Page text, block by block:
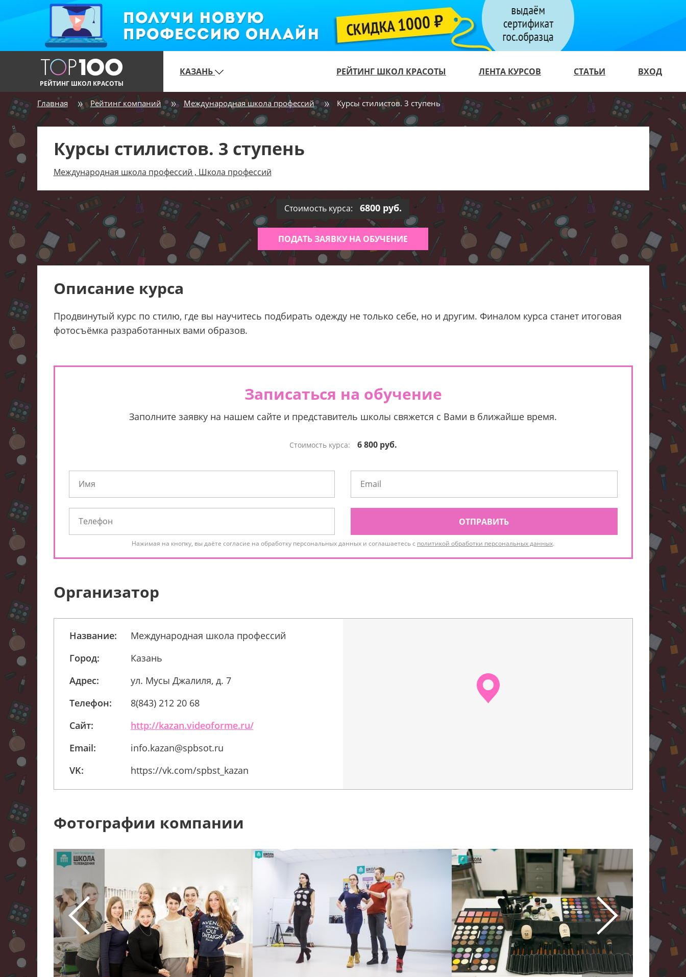
РЕЙТИНГ ШКОЛ КРАСОТЫ
КАЗАНЬ РЕЙТИНГ ШКОЛ КРАСОТЫ ЛЕНТА КУРСОВ СТАТЬИ ВХОД
Главная Рейтинг компаний Международная школа профессий Курсы стилистов. 3 ступень
Курсы стилистов. 3 ступень
Международная школа профессий , Школа профессий
Стоимость курса: 6800 руб.
ПОДАТЬ ЗАЯВКУ НА ОБУЧЕНИЕ
Описание курса
Продвинутый курс по стилю, где вы научитесь подбирать одежду не только себе, но и другим. Финалом курса станет итоговая
фотосъёмка разработанных вами образов.
Записаться на обучение
Заполните заявку на нашем сайте и представитель школы свяжется с Вами в ближайше время.
Стоимость курса: 6 800 руб.
ОТПРАВИТЬ
Нажимая на кнопку, вы даёте согласие на обработку персональных данных и соглашаетесь с политикой обработки персональных данных.
Организатор
Название:
Международная школа профессий
Город:
Казань
Адрес:
ул. Мусы Джалиля, д. 7
Телефон:
8(843) 212 20 68
Сайт:
http://kazan.videoforme.ru/
Email:
info.kazan@spbsot.ru
VK:
https://vk.com/spbst_kazan
Фотографии компании